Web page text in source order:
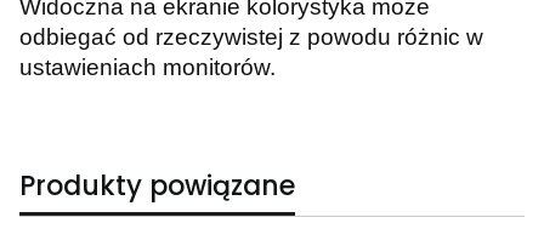
Widoczna na ekranie kolorystyka może
odbiegać od rzeczywistej z powodu różnic w
ustawieniach monitorów.
Produkty powiązane